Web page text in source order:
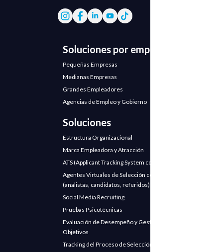
Soluciones por empresa
Pequeñas Empresas
Medianas Empresas
Grandes Empleadores
Agencias de Empleo y Gobierno
Soluciones
Estructura Organizacional
Marca Empleadora y Atracción
ATS (Applicant Tracking System con IA)
Agentes Virtuales de Selección con IA
(analistas, candidatos, referidos)
Social Media Recruiting
Pruebas Psicotécnicas
Evaluación de Desempeño y Gestión de
Objetivos
Tracking del Proceso de Selección